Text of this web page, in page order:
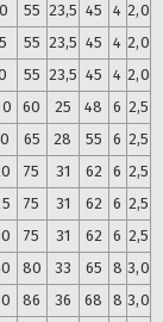
55 23,5 45 4 2,0
55 23,5 45 4 2,0
55 23,5 45 4 2,0
60 25 48 6 2,5
65 28 55 6 2,5
75 31 62 6 2,5
75 31 62 6 2,5
75 31 62 6 2,5
80 33 65 8 3,0
86 36 68 8 3,0